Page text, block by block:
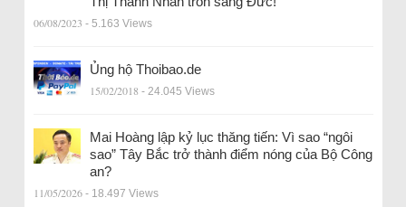
06/08/2023 - 5.163 Views
Ủng hộ Thoibao.de
15/02/2018 - 24.045 Views
Mai Hoàng lập kỷ lục thăng tiến: Vì sao “ngôi
sao” Tây Bắc trở thành điểm nóng của Bộ Công
an?
11/05/2026 - 18.497 Views